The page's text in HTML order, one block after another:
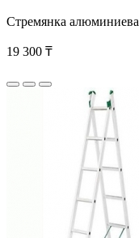
Стремянка
19 300 ₸